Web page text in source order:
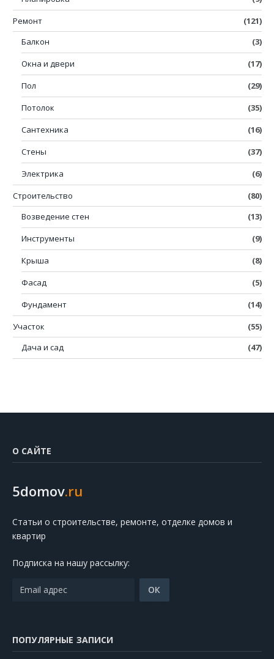
Ремонт
(121)
Балкон
(3)
Окна и двери
(17)
Пол
(29)
Потолок
(35)
Сантехника
(16)
Стены
(37)
Электрика
(6)
Строительство
(80)
Возведение стен
(13)
Инструменты
(9)
Крыша
(8)
Фасад
(5)
Фундамент
(14)
Участок
(55)
Дача и сад
(47)
О САЙТЕ
5domov.ru
Статьи о строительстве, ремонте, отделке домов и
квартир
Подписка на нашу рассылку:
ПОПУЛЯРНЫЕ ЗАПИСИ